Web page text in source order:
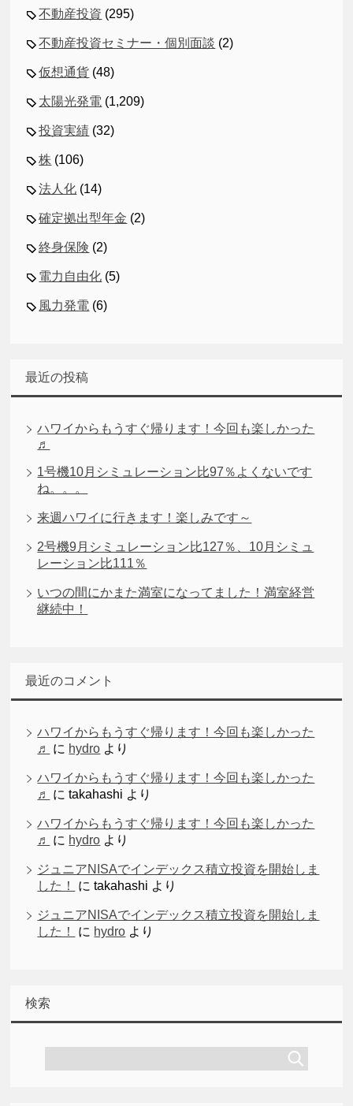
不動産投資 (295)
不動産投資セミナー・個別面談 (2)
仮想通貨 (48)
太陽光発電 (1,209)
投資実績 (32)
株 (106)
法人化 (14)
確定拠出型年金 (2)
終身保険 (2)
電力自由化 (5)
風力発電 (6)
最近の投稿
ハワイからもうすぐ帰ります！今回も楽しかった
♬
1号機10月シミュレーション比97％よくないです
ね。。。
来週ハワイに行きます！楽しみです～
2号機9月シミュレーション比127％、10月シミュ
レーション比111％
いつの間にかまた満室になってました！満室経営
継続中！
最近のコメント
ハワイからもうすぐ帰ります！今回も楽しかった
♬
に hydro より
ハワイからもうすぐ帰ります！今回も楽しかった
♬
にtakahashi より
ハワイからもうすぐ帰ります！今回も楽しかった
♬
に hydro より
ジュニアNISAでインデックス積立投資を開始しま
した！
にtakahashi より
ジュニアNISAでインデックス積立投資を開始しま
した！
に hydro より
検索